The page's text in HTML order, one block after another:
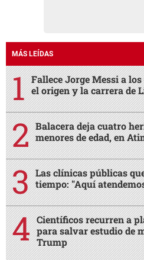
MÁS LEÍDAS
Fallece Jorge Messi a
el origen y la carrera de
Balacera deja cuatro
menores de edad, en
Las clínicas públicas
tiempo: "Aquí
Científicos recurren a
para salvar estudio de
Trump